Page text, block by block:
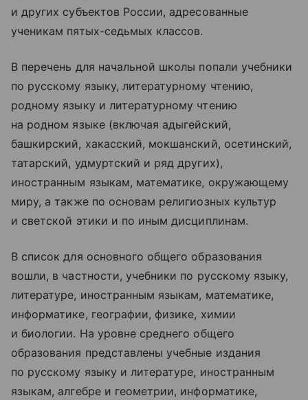
и других субъектов России, адресованные
ученикам пятых-седьмых классов.
В перечень для начальной школы попали учебники
по русскому языку, литературному чтению,
родному языку и литературному чтению
на родном языке (включая адыгейский,
башкирский, хакасский, мокшанский, осетинский,
татарский, удмуртский и ряд других),
иностранным языкам, математике, окружающему
миру, а также по основам религиозных культур
и светской этики и по иным дисциплинам.
В список для основного общего образования
вошли, в частности, учебники по русскому языку,
литературе, иностранным языкам, математике,
информатике, географии, физике, химии
и биологии. На уровне среднего общего
образования представлены учебные издания
по русскому языку и литературе, иностранным
языкам, алгебре и геометрии, информатике,